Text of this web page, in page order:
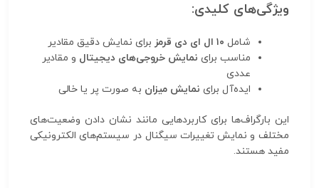
ویژگی‌های کلیدی:
شامل ۱۰ ال ای دی قرمز
برای نمایش دقیق مقادیر
مناسب برای نمایش خروجی‌های دیجیتال و مقادیر
عددی
ایده‌آل برای نمایش میزان به صورت پر یا خالی
این بارگراف‌ها برای کاربردهایی مانند نشان دادن وضعیت‌های
مختلف و نمایش تغییرات سیگنال در سیستم‌های الکترونیکی
مفید هستند.